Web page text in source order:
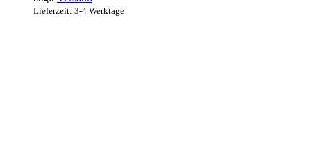
Lieferzeit: 3-4 Werktage